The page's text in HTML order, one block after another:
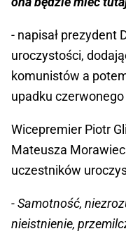
- napisał prezydent
uroczystości,
komunistów a
upadku
Wicepremier Piotr
Mateusza
uczestników
- Samotność,
nieistnienie,